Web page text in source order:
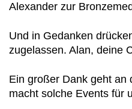
Alexander zur
Und in Gedanken
zugelassen. Alan, deine
Ein großer Dank geht an
macht solche Events für